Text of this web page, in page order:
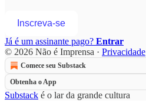
Inscreva-se
Já é um assinante pago? Entrar
© 2026 Não é Imprensa · Privacidade
Comece seu Substack
Obtenha o App
Substack é o lar da grande cultura